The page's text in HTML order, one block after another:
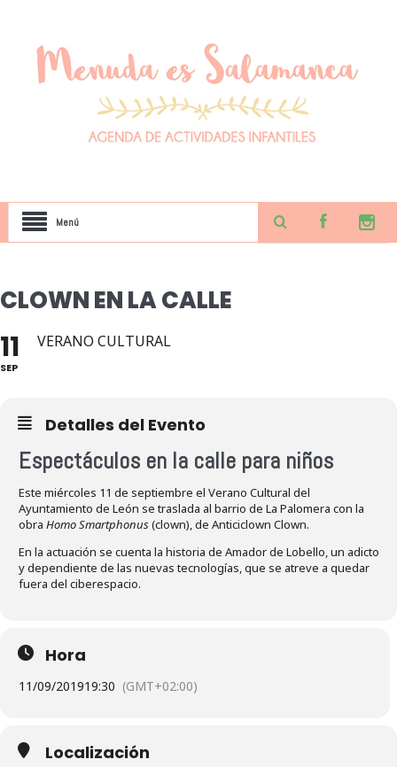
Menú
CLOWN EN LA CALLE
11
SEP
VERANO CULTURAL
Detalles del Evento
Espectáculos en la calle para niños
Este miércoles 11 de septiembre el Verano Cultural del
Ayuntamiento de León se traslada al barrio de La Palomera con la
obra Homo Smartphonus(clown), de Anticiclown Clown.
En la actuación se cuenta la historia de Amador de Lobello, un adicto
y dependiente de las nuevas tecnologías, que se atreve a quedar
fuera del ciberespacio.
Hora
11/09/201919:30 (GMT+02:00)
Localización